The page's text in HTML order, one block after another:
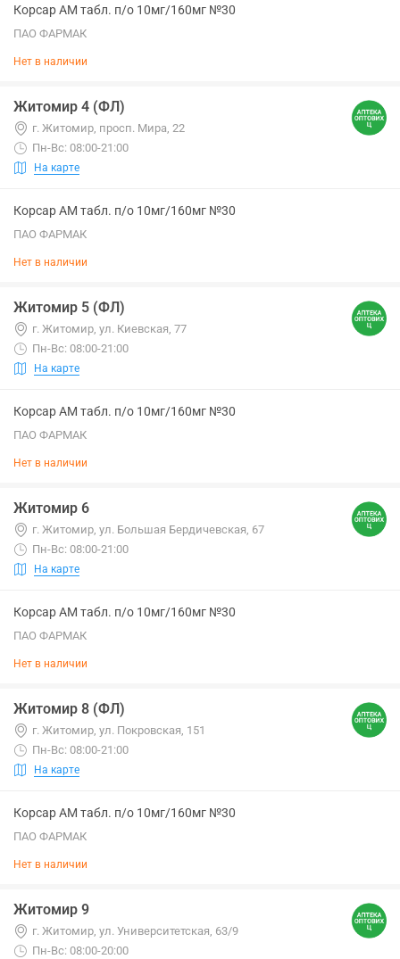
Корсар АМ табл. п/о 10мг/160мг №30
ПАО ФАРМАК
Нет в наличии
Житомир 4 (ФЛ)
г. Житомир, просп. Мира, 22
Пн-Вс: 08:00-21:00
На карте
Корсар АМ табл. п/о 10мг/160мг №30
ПАО ФАРМАК
Нет в наличии
Житомир 5 (ФЛ)
г. Житомир, ул. Киевская, 77
Пн-Вс: 08:00-21:00
На карте
Корсар АМ табл. п/о 10мг/160мг №30
ПАО ФАРМАК
Нет в наличии
Житомир 6
г. Житомир, ул. Большая Бердичевская, 67
Пн-Вс: 08:00-21:00
На карте
Корсар АМ табл. п/о 10мг/160мг №30
ПАО ФАРМАК
Нет в наличии
Житомир 8 (ФЛ)
г. Житомир, ул. Покровская, 151
Пн-Вс: 08:00-21:00
На карте
Корсар АМ табл. п/о 10мг/160мг №30
ПАО ФАРМАК
Нет в наличии
Житомир 9
г. Житомир, ул. Университетская, 63/9
Пн-Вс: 08:00-20:00